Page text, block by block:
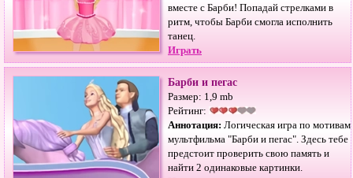
вместе с Барби! Попадай стрелками в
ритм, чтобы Барби смогла исполнить
танец.
Играть
Барби и пегас
Размер: 1,9 mb
Рейтинг:
Аннотация: Логическая игра по мотивам
мультфильма "Барби и пегас". Здесь тебе
предстоит проверить свою память и
найти 2 одинаковые картинки.